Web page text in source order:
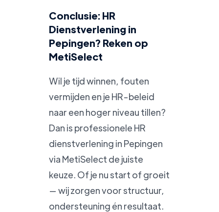
Conclusie: HR
Dienstverlening in
Pepingen? Reken op
MetiSelect
Wil je tijd winnen, fouten
vermijden en je HR-beleid
naar een hoger niveau tillen?
Dan is professionele HR
dienstverlening in Pepingen
via MetiSelect de juiste
keuze. Of je nu start of groeit
— wij zorgen voor structuur,
ondersteuning én resultaat.